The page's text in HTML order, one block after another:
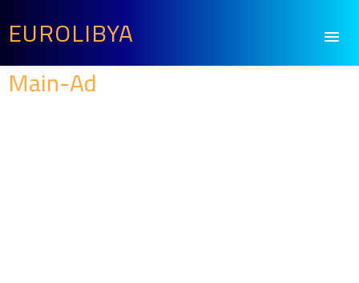
EUROLIBYA
Main-Ad